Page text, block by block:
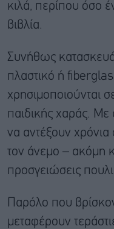
κιλά, περίπου όσο
βιβλία.
Συνήθως
πλαστικό ή
χρησιμοποιούνται
παιδικής χαράς.
να αντέξουν χρόνια
τον άνεμο – ακόμη
προσγειώσεις
Παρόλο που
μεταφέρουν